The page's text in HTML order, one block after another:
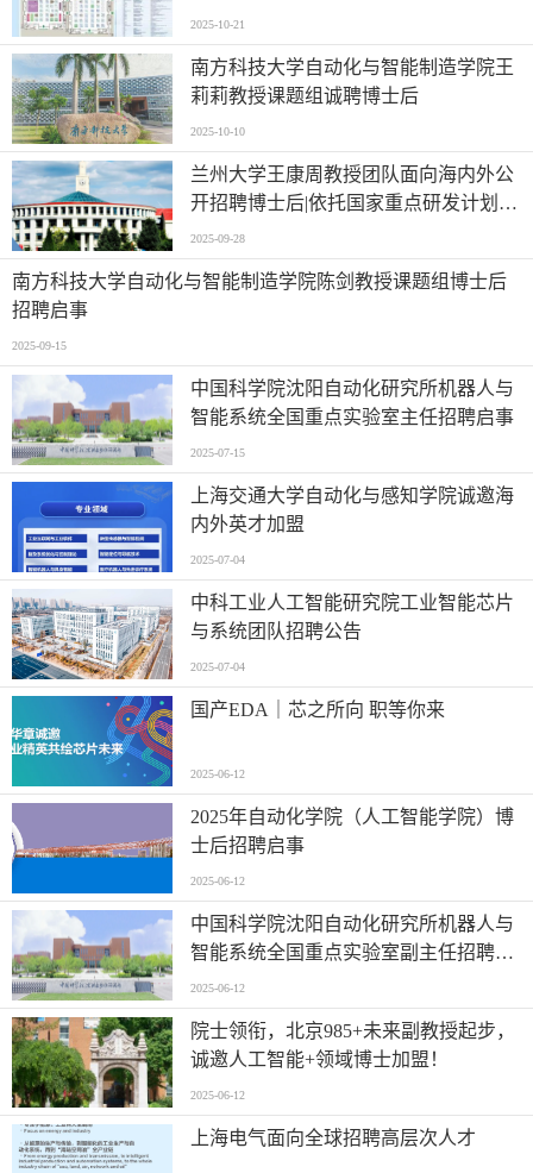
2025-10-21
南方科技大学自动化与智能制造学院王
莉莉教授课题组诚聘博士后
2025-10-10
兰州大学王康周教授团队面向海内外公
开招聘博士后|依托国家重点研发计划课
题“基于数智决策模型的供应链与服务
价值链协同管控技术”
2025-09-28
南方科技大学自动化与智能制造学院陈剑教授课题组博士后
招聘启事
2025-09-15
中国科学院沈阳自动化研究所机器人与
智能系统全国重点实验室主任招聘启事
2025-07-15
上海交通大学自动化与感知学院诚邀海
内外英才加盟
2025-07-04
中科工业人工智能研究院工业智能芯片
与系统团队招聘公告
2025-07-04
国产EDA｜芯之所向 职等你来
2025-06-12
2025年自动化学院（人工智能学院）博
士后招聘启事
2025-06-12
中国科学院沈阳自动化研究所机器人与
智能系统全国重点实验室副主任招聘启
事
2025-06-12
院士领衔，北京985+未来副教授起步，
诚邀人工智能+领域博士加盟！
2025-06-12
上海电气面向全球招聘高层次人才